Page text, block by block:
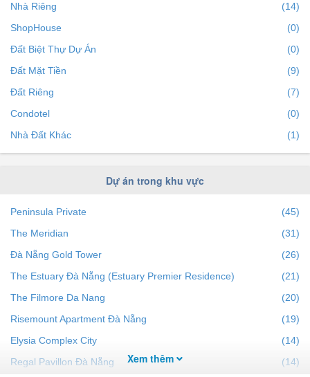
Nhà Riêng
(14)
ShopHouse
(0)
Đất Biệt Thự Dự Án
(0)
Đất Mặt Tiền
(9)
Đất Riêng
(7)
Condotel
(0)
Nhà Đất Khác
(1)
Dự án trong khu vực
Peninsula Private
(45)
The Meridian
(31)
Đà Nẵng Gold Tower
(26)
The Estuary Đà Nẵng (Estuary Premier Residence)
(21)
The Filmore Da Nang
(20)
Risemount Apartment Đà Nẵng
(19)
Elysia Complex City
(14)
Regal Pavillon Đà Nẵng
(14)
Xem thêm